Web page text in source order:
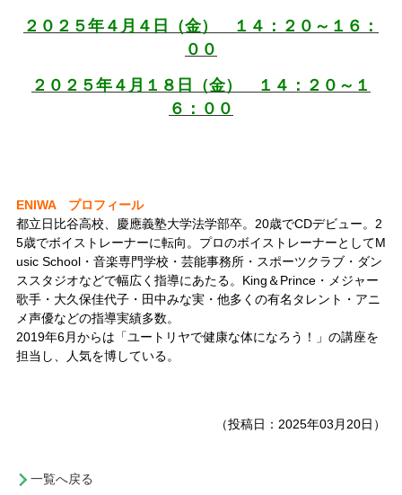
２０２５年４月４日（金） １４：２０～１６：
００
２０２５年４月１８日（金） １４：２０～１
６：００
ENIWA プロフィール
都立日比谷高校、慶應義塾大学法学部卒。20歳でCDデビュー。2
5歳でボイストレーナーに転向。プロのボイストレーナーとしてM
usic School・音楽専門学校・芸能事務所・スポーツクラブ・ダン
ススタジオなどで幅広く指導にあたる。King＆Prince・メジャー
歌手・大久保佳代子・田中みな実・他多くの有名タレント・アニ
メ声優などの指導実績多数。
2019年6月からは「ユートリヤで健康な体になろう！」の講座を
担当し、人気を博している。
（投稿日：2025年03月20日）
一覧へ戻る